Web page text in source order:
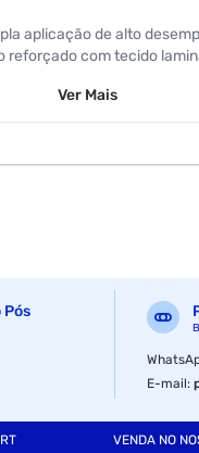
aplicação de alto
com tecido
Ver Mais
E-mail:
VENDA NO